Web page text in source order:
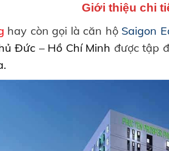
Giới thiệu chi
hay còn gọi là căn hộ Saigon
Đức – Hồ Chí Minh được tập